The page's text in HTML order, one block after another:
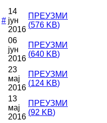
#
14
јун
2016
ПРЕУЗМИ
(576 KB)
06
јун
2016
ПРЕУЗМИ
(640 KB)
23
мај
2016
ПРЕУЗМИ
(124 KB)
13
мај
2016
ПРЕУЗМИ
(92 KB)